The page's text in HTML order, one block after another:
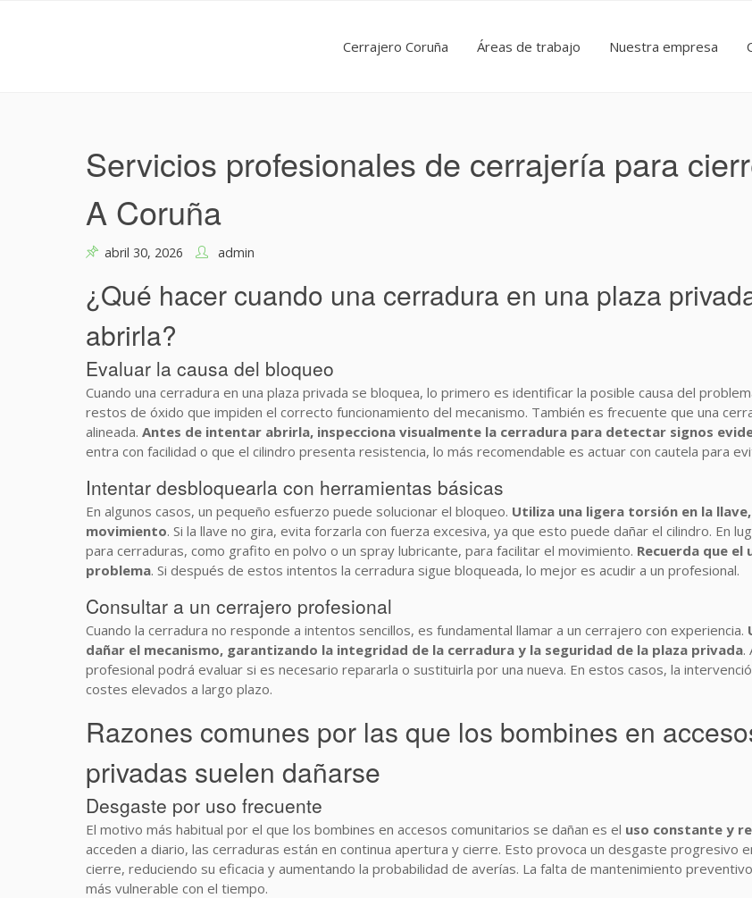
Cerrajero Coruña Áreas de trabajo Nuestra empresa
Servicios profesionales de cerrajería para
A Coruña
abril 30, 2026 admin
¿Qué hacer cuando una cerradura en una plaza
abrirla?
Evaluar la causa del bloqueo
Cuando una cerradura en una plaza privada se bloquea, lo primero es identificar la posible causa del
restos de óxido que impiden el correcto funcionamiento del mecanismo. También es frecuente que una
alineada. Antes de intentar abrirla, inspecciona visualmente la cerradura para detectar signos
entra con facilidad o que el cilindro presenta resistencia, lo más recomendable es actuar con cautela para
Intentar desbloquearla con herramientas básicas
En algunos casos, un pequeño esfuerzo puede solucionar el bloqueo. Utiliza una ligera torsión en la
movimiento. Si la llave no gira, evita forzarla con fuerza excesiva, ya que esto puede dañar el cilindro. En
para cerraduras, como grafito en polvo o un spray lubricante, para facilitar el movimiento. Recuerda que
problema. Si después de estos intentos la cerradura sigue bloqueada, lo mejor es acudir a un profesional.
Consultar a un cerrajero profesional
Cuando la cerradura no responde a intentos sencillos, es fundamental llamar a un cerrajero con experiencia.
dañar el mecanismo, garantizando la integridad de la cerradura y la seguridad de la plaza privada.
profesional podrá evaluar si es necesario repararla o sustituirla por una nueva. En estos casos, la
costes elevados a largo plazo.
Razones comunes por las que los bombines en
privadas suelen dañarse
Desgaste por uso frecuente
El motivo más habitual por el que los bombines en accesos comunitarios se dañan es el uso constante y
acceden a diario, las cerraduras están en continua apertura y cierre. Esto provoca un desgaste progresivo
cierre, reduciendo su eficacia y aumentando la probabilidad de averías. La falta de mantenimiento
más vulnerable con el tiempo.